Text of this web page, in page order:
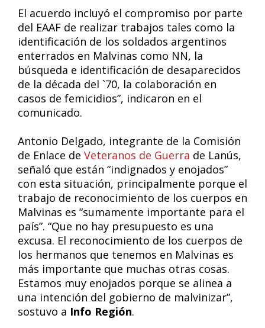
El acuerdo incluyó el compromiso por parte
del EAAF de realizar trabajos tales como la
identificación de los soldados argentinos
enterrados en Malvinas como NN, la
búsqueda e identificación de desaparecidos
de la década del `70, la colaboración en
casos de femicidios”, indicaron en el
comunicado.
Antonio Delgado, integrante de la Comisión
de Enlace de Veteranos de Guerra de Lanús,
señaló que están “indignados y enojados”
con esta situación, principalmente porque el
trabajo de reconocimiento de los cuerpos en
Malvinas es “sumamente importante para el
país”. “Que no hay presupuesto es una
excusa. El reconocimiento de los cuerpos de
los hermanos que tenemos en Malvinas es
más importante que muchas otras cosas.
Estamos muy enojados porque se alinea a
una intención del gobierno de malvinizar”,
sostuvo a Info Región.